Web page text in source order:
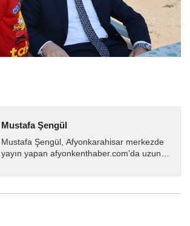
Mustafa Şengül
Mustafa Şengül, Afyonkarahisar merkezde
yayın yapan afyonkenthaber.com’da uzun
almakta, haber akışı...